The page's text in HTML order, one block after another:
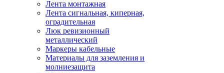
Лента монтажная
Лента сигнальная, киперная,
оградительная
Люк ревизионный
металлический
Маркеры кабельные
Материалы для заземления и
молниезащита